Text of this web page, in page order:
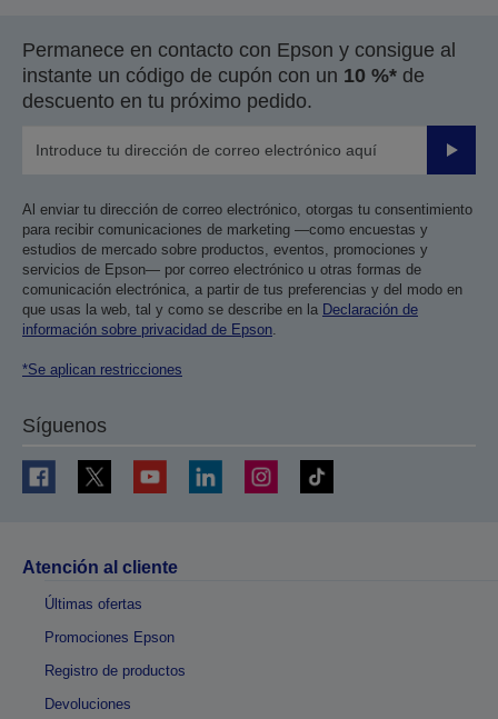
Permanece en contacto con Epson y consigue al
instante un código de cupón con un 10 %* de
descuento en tu próximo pedido.
Enviar
Al enviar tu dirección de correo electrónico, otorgas tu consentimiento
para recibir comunicaciones de marketing —como encuestas y
estudios de mercado sobre productos, eventos, promociones y
servicios de Epson— por correo electrónico u otras formas de
comunicación electrónica, a partir de tus preferencias y del modo en
que usas la web, tal y como se describe en la Declaración de
información sobre privacidad de Epson.
*Se aplican restricciones
Síguenos
Atención al cliente
Últimas ofertas
Promociones Epson
Registro de productos
Devoluciones